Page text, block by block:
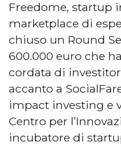
Freedome, startup
marketplace di
chiuso un Round
600.000 euro che
cordata di
accanto a
impact investing e
Centro per
incubatore di